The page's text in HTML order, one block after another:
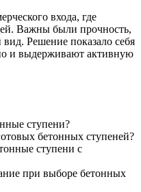
входа, где
Важны были прочность,
Решение показало себя
и выдерживают активную
ступени?
бетонных ступеней?
ступени с
при выборе бетонных